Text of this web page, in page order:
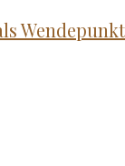
Wendepunkt